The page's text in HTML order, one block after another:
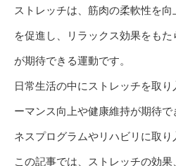
ストレッチは、筋肉の柔軟性を
を促進し、リラックス効果をも
が期待できる運動です。
日常生活の中にストレッチを取
ーマンス向上や健康維持が期待
ネスプログラムやリハビリに取り
この記事では、ストレッチの効